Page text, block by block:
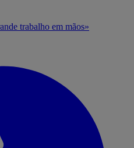
trabalho em mãos»